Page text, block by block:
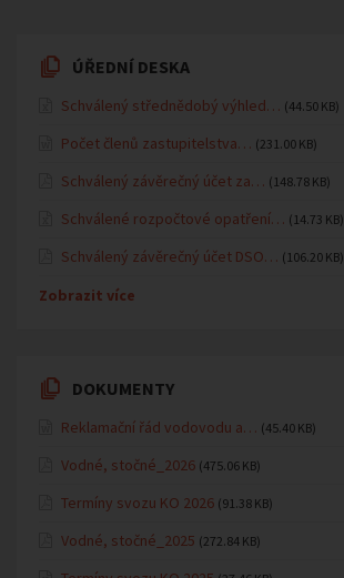
ÚŘEDNÍ DESKA
Schválený střednědobý výhled… (44.50 KB)
Počet členů zastupitelstva… (231.00 KB)
Schválený závěrečný účet za… (148.78 KB)
Schválené rozpočtové opatření… (14.73 KB)
Schválený závěrečný účet DSO… (106.20 KB)
Zobrazit více
DOKUMENTY
Reklamační řád vodovodu a… (45.40 KB)
Vodné, stočné_2026 (475.06 KB)
Termíny svozu KO 2026 (91.38 KB)
Vodné, stočné_2025 (272.84 KB)